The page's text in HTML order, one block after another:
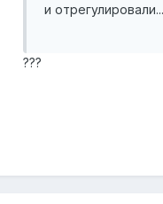
и отрегулировали...
???